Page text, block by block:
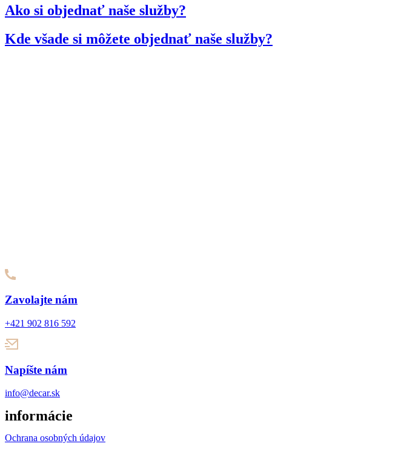
Ako si objednať naše služby?
Kde všade si môžete objednať naše služby?
Zavolajte nám
+421 902 816 592
Napíšte nám
info@decar.sk
informácie
Ochrana osobných údajov